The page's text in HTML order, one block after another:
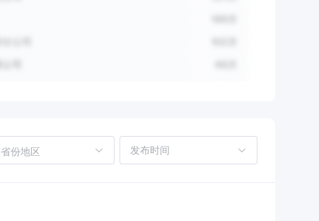
省份地区